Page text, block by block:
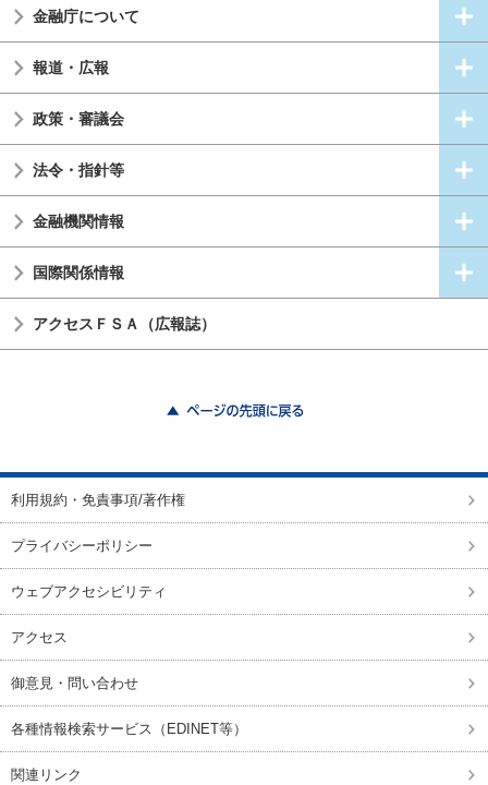
金融庁について
報道・広報
政策・審議会
法令・指針等
金融機関情報
国際関係情報
アクセスＦＳＡ（広報誌）
利用規約・免責事項/著作権
プライバシーポリシー
ウェブアクセシビリティ
アクセス
御意見・問い合わせ
各種情報検索サービス（EDINET等）
関連リンク